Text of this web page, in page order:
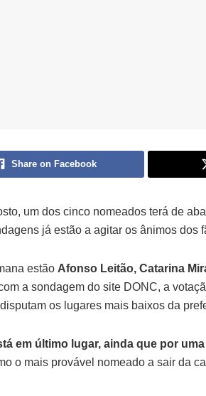
Share on Facebook
um dos cinco nomeados terá de
já estão a agitar os ânimos dos
estão Afonso Leitão, Catarina
a sondagem do site DONC, a
os lugares mais baixos da
em último lugar, ainda que por
o mais provável nomeado a sair da